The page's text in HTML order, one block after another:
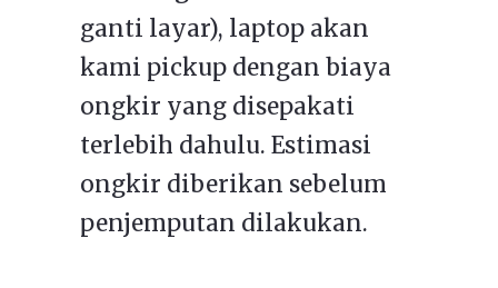
ganti layar), laptop akan
kami pickup dengan biaya
ongkir yang disepakati
terlebih dahulu. Estimasi
ongkir diberikan sebelum
penjemputan dilakukan.